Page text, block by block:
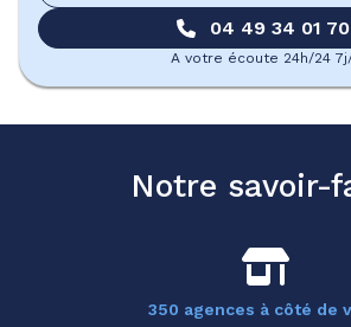
04 49 34 01 70
A votre écoute 24h/24
Notre savoir-
350 agences à côté de